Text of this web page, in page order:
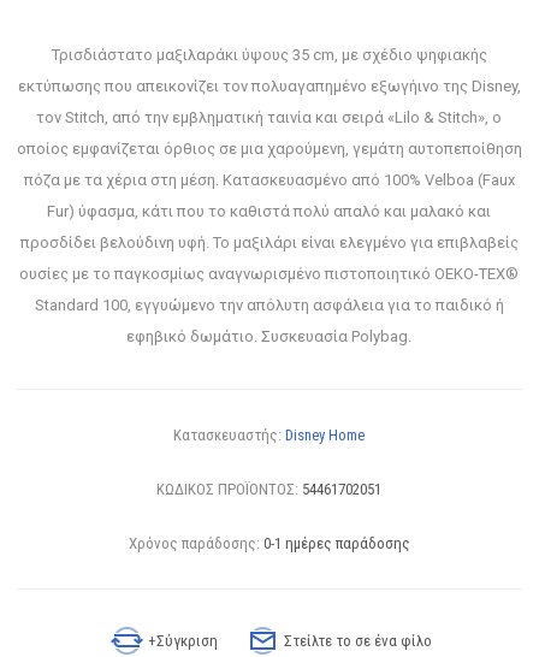
Τρισδιάστατο μαξιλαράκι ύψους 35 cm, με σχέδιο ψηφιακής
εκτύπωσης που απεικονίζει τον πολυαγαπημένο εξωγήινο της Disney,
τον Stitch, από την εμβληματική ταινία και σειρά «Lilo & Stitch», ο
οποίος εμφανίζεται όρθιος σε μια χαρούμενη, γεμάτη αυτοπεποίθηση
πόζα με τα χέρια στη μέση. Κατασκευασμένο από 100% Velboa (Faux
Fur) ύφασμα, κάτι που το καθιστά πολύ απαλό και μαλακό και
προσδίδει βελούδινη υφή. Το μαξιλάρι είναι ελεγμένο για επιβλαβείς
ουσίες με το παγκοσμίως αναγνωρισμένο πιστοποιητικό OEKO-TEX®
Standard 100, εγγυώμενο την απόλυτη ασφάλεια για το παιδικό ή
εφηβικό δωμάτιο. Συσκευασία Polybag.
Κατασκευαστής: Disney Home
ΚΩΔΙΚΟΣ ΠΡΟΪΟΝΤΟΣ: 54461702051
Χρόνος παράδοσης: 0-1 ημέρες παράδοσης
+Σύγκριση Στείλτε το σε ένα φίλο